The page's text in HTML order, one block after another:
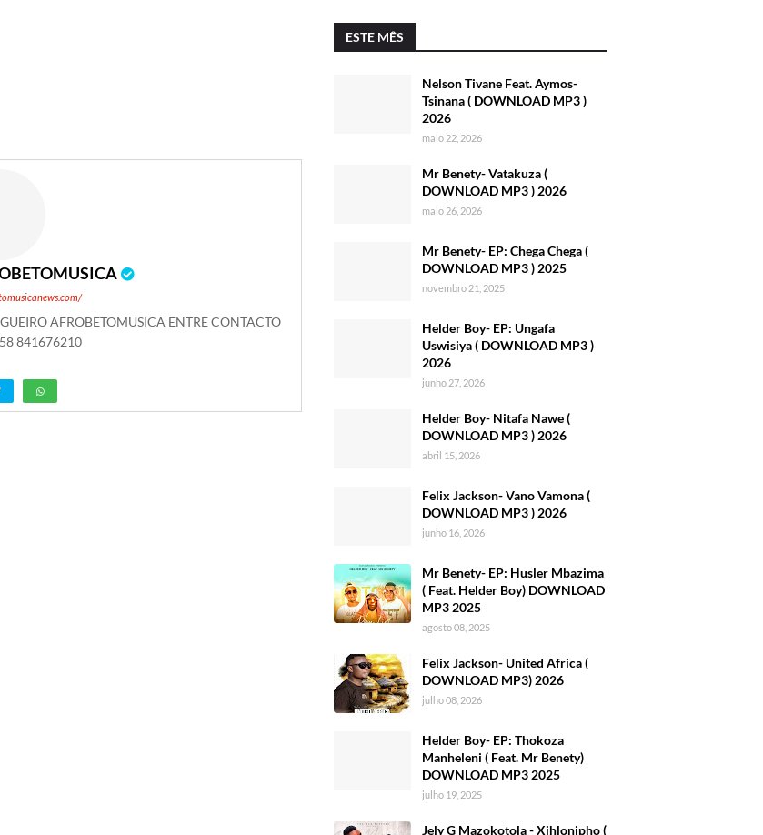
AFROBETOMUSICA ENTRE CONTACTO
841676210
ESTE MÊS
Nelson Tivane Feat. Aymos-
Tsinana ( DOWNLOAD MP3 )
2026
maio 22, 2026
Mr Benety- Vatakuza (
DOWNLOAD MP3 ) 2026
maio 26, 2026
Mr Benety- EP: Chega Chega (
DOWNLOAD MP3 ) 2025
novembro 21, 2025
Helder Boy- EP: Ungafa
Uswisiya ( DOWNLOAD MP3 )
2026
junho 27, 2026
Helder Boy- Nitafa Nawe (
DOWNLOAD MP3 ) 2026
abril 15, 2026
Felix Jackson- Vano Vamona (
DOWNLOAD MP3 ) 2026
junho 16, 2026
Mr Benety- EP: Husler Mbazima
( Feat. Helder Boy) DOWNLOAD
MP3 2025
agosto 08, 2025
Felix Jackson- United Africa (
DOWNLOAD MP3) 2026
julho 08, 2026
Helder Boy- EP: Thokoza
Manheleni ( Feat. Mr Benety)
DOWNLOAD MP3 2025
julho 19, 2025
Jely G Mazokotola - Xihlonipho (